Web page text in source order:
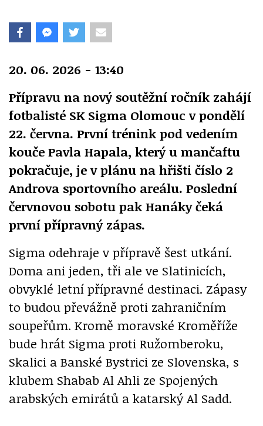
20. 06. 2026 - 13:40
Přípravu na nový soutěžní ročník zahájí
fotbalisté SK Sigma Olomouc v pondělí
22. června. První trénink pod vedením
kouče Pavla Hapala, který u mančaftu
pokračuje, je v plánu na hřišti číslo 2
Androva sportovního areálu. Poslední
červnovou sobotu pak Hanáky čeká
první přípravný zápas.
Sigma odehraje v přípravě šest utkání.
Doma ani jeden, tři ale ve Slatinicích,
obvyklé letní přípravné destinaci. Zápasy
to budou převážně proti zahraničním
soupeřům. Kromě moravské Kroměříže
bude hrát Sigma proti Ružomberoku,
Skalici a Banské Bystrici ze Slovenska, s
klubem Shabab Al Ahli ze Spojených
arabských emirátů a katarský Al Sadd.